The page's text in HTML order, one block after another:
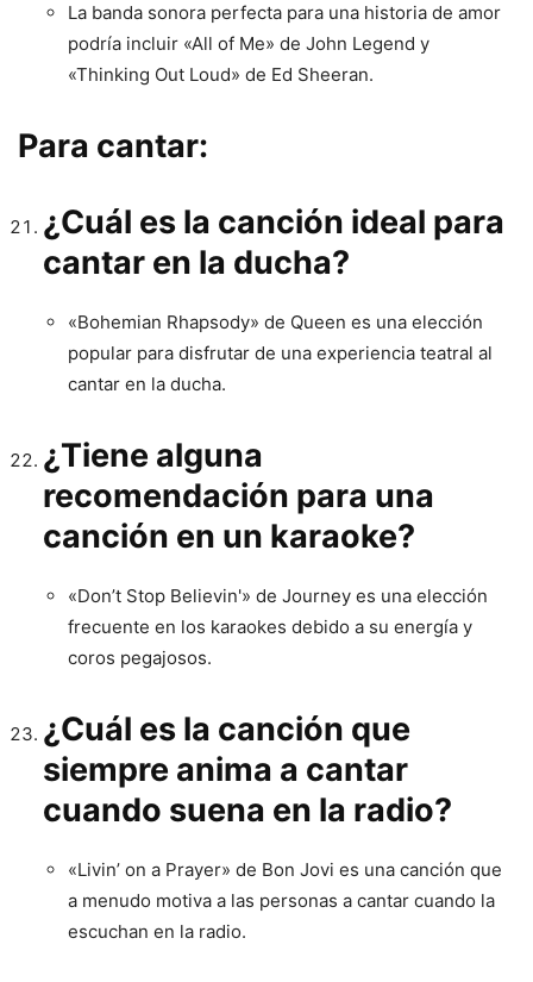
La banda sonora perfecta para una historia de amor
podría incluir «All of Me» de John Legend y
«Thinking Out Loud» de Ed Sheeran.
Para cantar:
¿Cuál es la canción ideal para
cantar en la ducha?
«Bohemian Rhapsody» de Queen es una elección
popular para disfrutar de una experiencia teatral al
cantar en la ducha.
¿Tiene alguna
recomendación para una
canción en un karaoke?
«Don’t Stop Believin'» de Journey es una elección
frecuente en los karaokes debido a su energía y
coros pegajosos.
¿Cuál es la canción que
siempre anima a cantar
cuando suena en la radio?
«Livin’ on a Prayer» de Bon Jovi es una canción que
a menudo motiva a las personas a cantar cuando la
escuchan en la radio.